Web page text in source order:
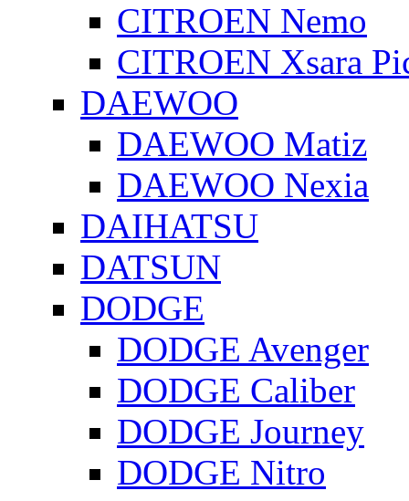
CITROEN Nemo
CITROEN Xsara
DAEWOO
DAEWOO Matiz
DAEWOO Nexia
DAIHATSU
DATSUN
DODGE
DODGE Avenger
DODGE Caliber
DODGE Journey
DODGE Nitro